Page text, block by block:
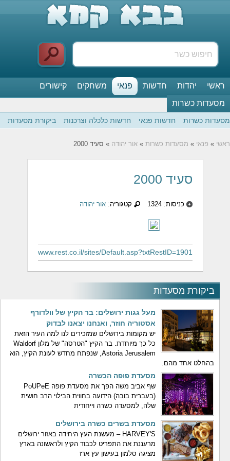
ראשי יהדות חדשות פנאי משחקים
קישורים
מסעדות כשרות
מסעדות כשרות חדשות פנאי חדשות כלכלה וצרכנות ביקורת מסעדות
ראשי » פנאי » מסעדות כשרות » אור יהודה » סעיד 2000
ביקורת מסעדות
מעל גגות ירושלים: בר הקיץ של וולדורף
אסטוריה חוזר, ואנחנו יצאנו לבדוק
יש מקומות בירושלים שמזכירים לנו למה העיר הזאת
כל כך מיוחדת. בר הקיץ "הטרסה" של מלון Waldorf
Astoria Jerusalem, שנפתח מחדש לעונת הקיץ, הוא
בהחלט אחד מהם.
מסעדת פופה הכשרה
שף אביב משה הפך את מסעדת פופה PoUPeE
(בעברית בובה) הידועה בחווית הבילוי הרב חושית
שלה, למסעדה כשרה וייחודית
מסעדת בשרים כשרה בירושלים
HARVEY'S – מעשנת העץ היחידה באזור ירושלים
מרעננת את התפריט לכבוד הקיץ ולראשונה בארץ
מציגה סלמון בעישון עץ ארז
סעיד 2000
כניסות: 1324 קטגוריה:אור יהודה
www.rest.co.il/sites/Default.asp?txtRestID=1901